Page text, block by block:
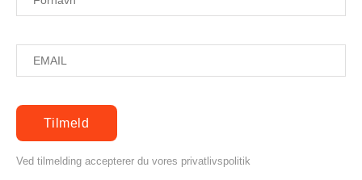
Ved tilmelding accepterer du vores privatlivspolitik